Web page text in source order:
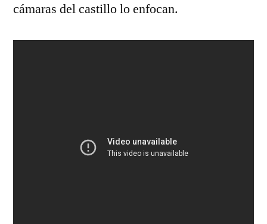
cámaras del castillo lo enfocan.